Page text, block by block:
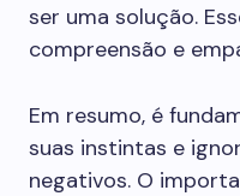
ser uma solução.
compreensão e
Em resumo, é
suas instintas e
negativos. O